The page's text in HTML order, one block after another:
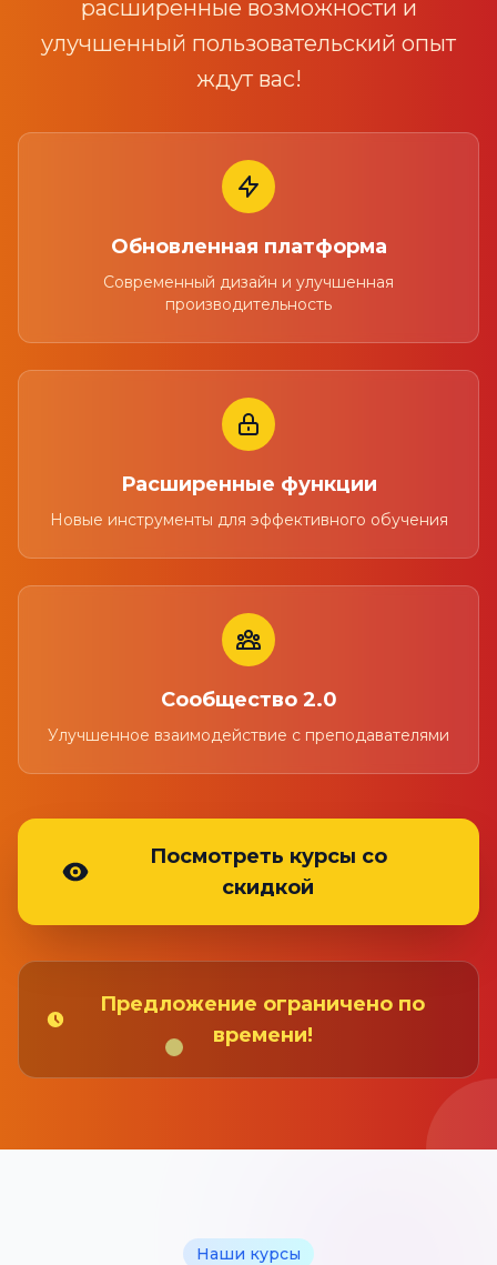
расширенные возможности и
улучшенный пользовательский опыт
ждут вас!
Обновленная платформа
Современный дизайн и улучшенная
производительность
Расширенные функции
Новые инструменты для эффективного обучения
Сообщество 2.0
Улучшенное взаимодействие с преподавателями
Посмотреть курсы со
скидкой
Предложение ограничено по
времени!
Наши курсы